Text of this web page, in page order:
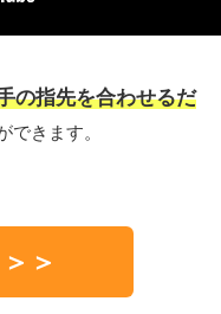
の指先を合わせるだ
できます。
＞